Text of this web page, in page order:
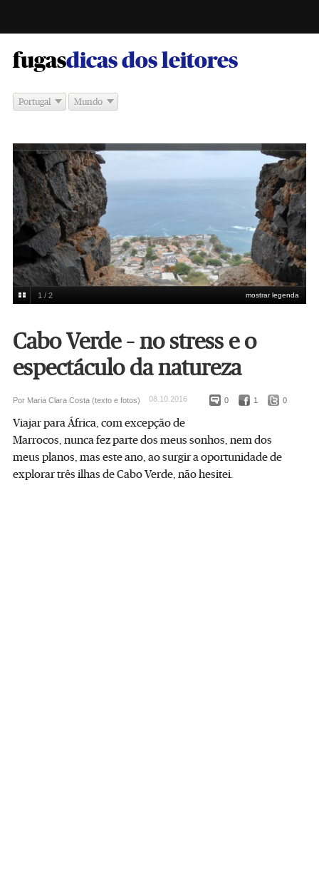
fugas -
dicas dos leitores
Portugal Mundo
mostrar legenda
1 / 2
Cabo Verde – no stress e o
espectáculo da natureza
0 1 0
Por Maria Clara Costa (texto e fotos) 08.10.2016
Viajar para África, com excepção de
Marrocos, nunca fez parte dos meus sonhos, nem dos
meus planos, mas este ano, ao surgir a oportunidade de
explorar três ilhas de Cabo Verde, não hesitei.